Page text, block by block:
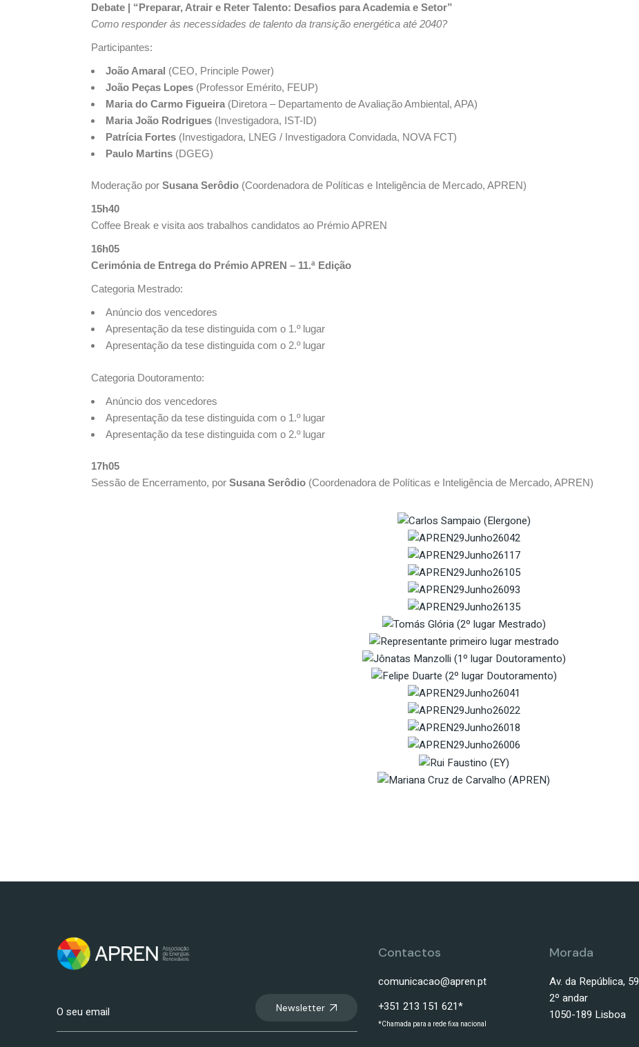
Debate | “Preparar, Atrair e Reter Talento: Desafios para Academia e Setor”
Como responder às necessidades de talento da transição energética até 2040?
Participantes:
João Amaral (CEO, Principle Power)
João Peças Lopes (Professor Emérito, FEUP)
Maria do Carmo Figueira (Diretora – Departamento de Avaliação Ambiental, APA)
Maria João Rodrigues (Investigadora, IST-ID)
Patrícia Fortes (Investigadora, LNEG / Investigadora Convidada, NOVA FCT)
Paulo Martins (DGEG)
Moderação por Susana Serôdio (Coordenadora de Políticas e Inteligência de Mercado, APREN)
15h40
Coffee Break e visita aos trabalhos candidatos ao Prémio APREN
16h05
Cerimónia de Entrega do Prémio APREN – 11.ª Edição
Categoria Mestrado:
Anúncio dos vencedores
Apresentação da tese distinguida com o 1.º lugar
Apresentação da tese distinguida com o 2.º lugar
Categoria Doutoramento:
Anúncio dos vencedores
Apresentação da tese distinguida com o 1.º lugar
Apresentação da tese distinguida com o 2.º lugar
17h05
Sessão de Encerramento, por Susana Serôdio (Coordenadora de Políticas e Inteligência de Mercado, APREN)
Newsletter
Contactos
comunicacao@apren.pt
+351 213 151 621*
*Chamada para a rede fixa nacional
Morada
Av. da República, 59
2º andar
1050-189 Lisboa